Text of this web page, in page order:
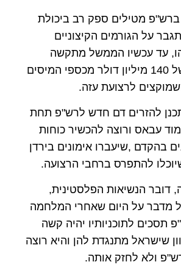
ברש"פ מטילים ספק רב ביכולת
על הגורמים הקיצוניים
עד עכשיו הממשל מתקשה
לשחרר סכום של 140 מיליון דולר מכספי המיסים
לרצועת עזה.
להזרים דם חדש לרש"פ תחת
עבאס ורוצה להכשיר כוחות
בהקדם ,שיעברו אימונים בירדן
להתפרס ברחבי הרצועה.
דובר הנשיאות הפלסטינית,
מדבר על היום שאחרי המלחמה
תסכים לתוכניותיו יהיה קשה
שישראל מתנגדת להן והיא רוצה
ולא לחזק אותה.